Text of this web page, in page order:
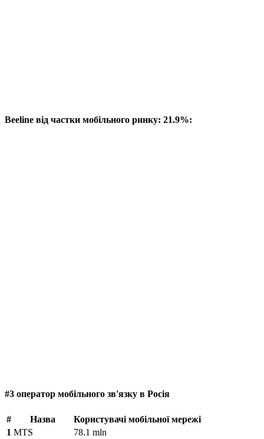
Beeline від частки мобільного ринку: 21.9%:
#3 оператор мобільного зв'язку в Росія
# Назва
Користувачі мобільної мережі
1 MTS 78.1 mln